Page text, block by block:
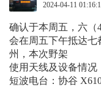
2024-04-11
确认于本周五，六（
会在周五下午抵达七
州，本次野架
使用天线及设备情况
短波电台：协谷